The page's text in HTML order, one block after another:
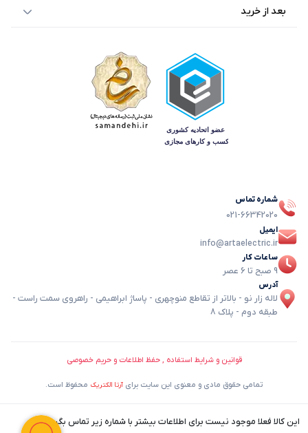
بعد از خرید
شماره تماس
021-66342020
ایمیل
info@artaelectric.ir
ساعات کار
9 صبح تا 6 عصر
آدرس
لاله زار نو - بالاتر از تقاطع منوچهری - پاساژ ابراهیمی - راهروی سمت راست -
طبقه دوم - پلاک 8
قوانین و شرایط استفاده , حفظ اطلاعات و حریم خصوصی
تمامی حقوق مادی و معنوی این سایت برای آرتا الکتریک محفوظ است.
این کالا فعلا موجود نیست برای اطلاعات بیشتر با شماره زیر تماس بگیرید